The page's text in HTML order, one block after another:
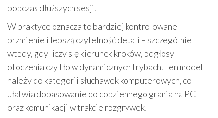
podczas dłuższych sesji.
W praktyce oznacza to bardziej kontrolowane
brzmienie i lepszą czytelność detali – szczególnie
wtedy, gdy liczy się kierunek kroków, odgłosy
otoczenia czy tło w dynamicznych trybach. Ten model
należy do kategorii słuchawek komputerowych, co
ułatwia dopasowanie do codziennego grania na PC
oraz komunikacji w trakcie rozgrywek.